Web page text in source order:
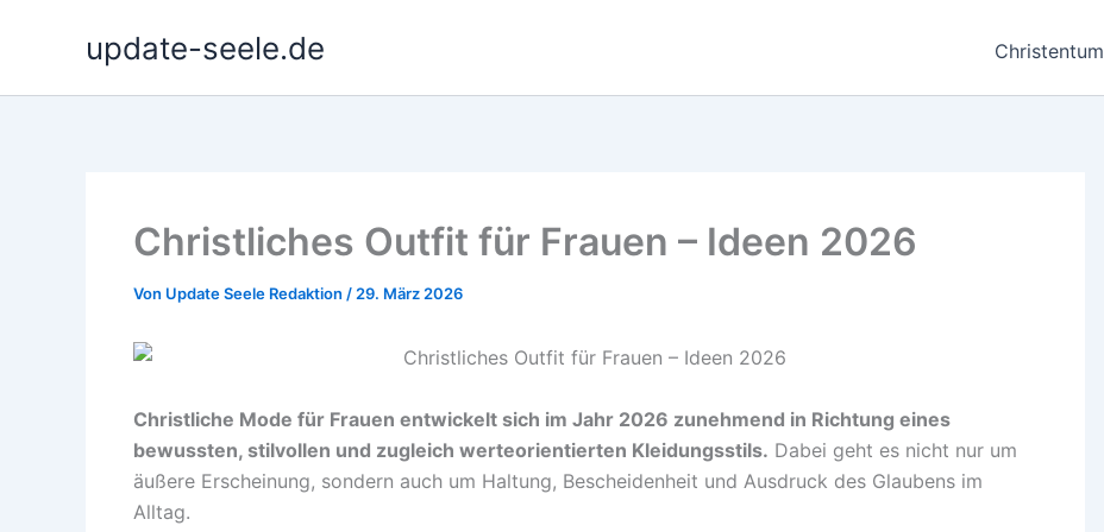
update-seele.de Christentum
Christliches Outfit für Frauen – Ideen 2026
Von Update Seele Redaktion / 29. März 2026
Christliche Mode für Frauen entwickelt sich im Jahr 2026 zunehmend in Richtung eines
bewussten, stilvollen und zugleich werteorientierten Kleidungsstils. Dabei geht es nicht nur um
äußere Erscheinung, sondern auch um Haltung, Bescheidenheit und Ausdruck des Glaubens im
Alltag.